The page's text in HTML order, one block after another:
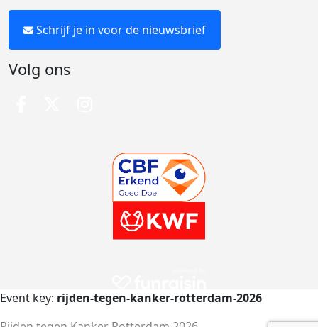
Schrijf je in voor de nieuwsbrief
Volg ons
Event key: rijden-tegen-kanker-rotterdam-2026